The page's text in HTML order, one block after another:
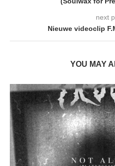
next
Nieuwe videoclip
YOU MAY